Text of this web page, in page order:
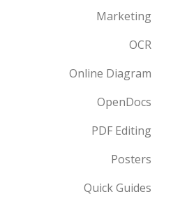
Marketing
OCR
Online Diagram
OpenDocs
PDF Editing
Posters
Quick Guides